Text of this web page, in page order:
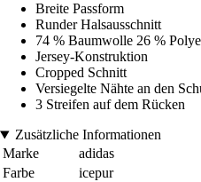
Breite Passform
Runder Halsausschnitt
74 % Baumwolle 26 %
Jersey-Konstruktion
Cropped Schnitt
Versiegelte Nähte an den
3 Streifen auf dem Rücken
Zusätzliche Informationen
Marke
adidas
Farbe
icepur